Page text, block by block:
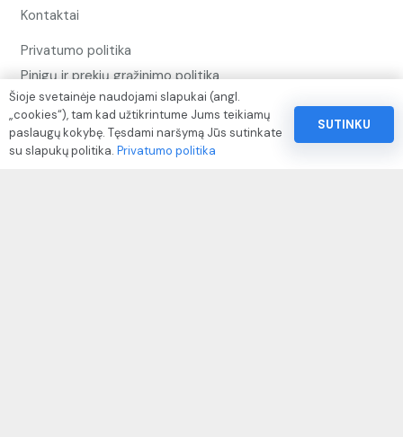
Kontaktai
Privatumo politika
Pinigų ir prekių grąžinimo politika
Paslaugų naudojimo sąlygos ir taisyklės
Rekvizitai
Šioje svetainėje naudojami slapukai (angl.
„cookies“), tam kad užtikrintume Jums teikiamų
paslaugų kokybę. Tęsdami naršymą Jūs sutinkate
su slapukų politika. Privatumo politika
SUTINKU